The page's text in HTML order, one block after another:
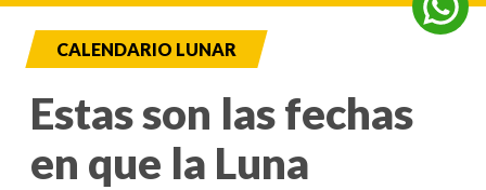
CALENDARIO LUNAR
Estas son las fechas
en que la Luna